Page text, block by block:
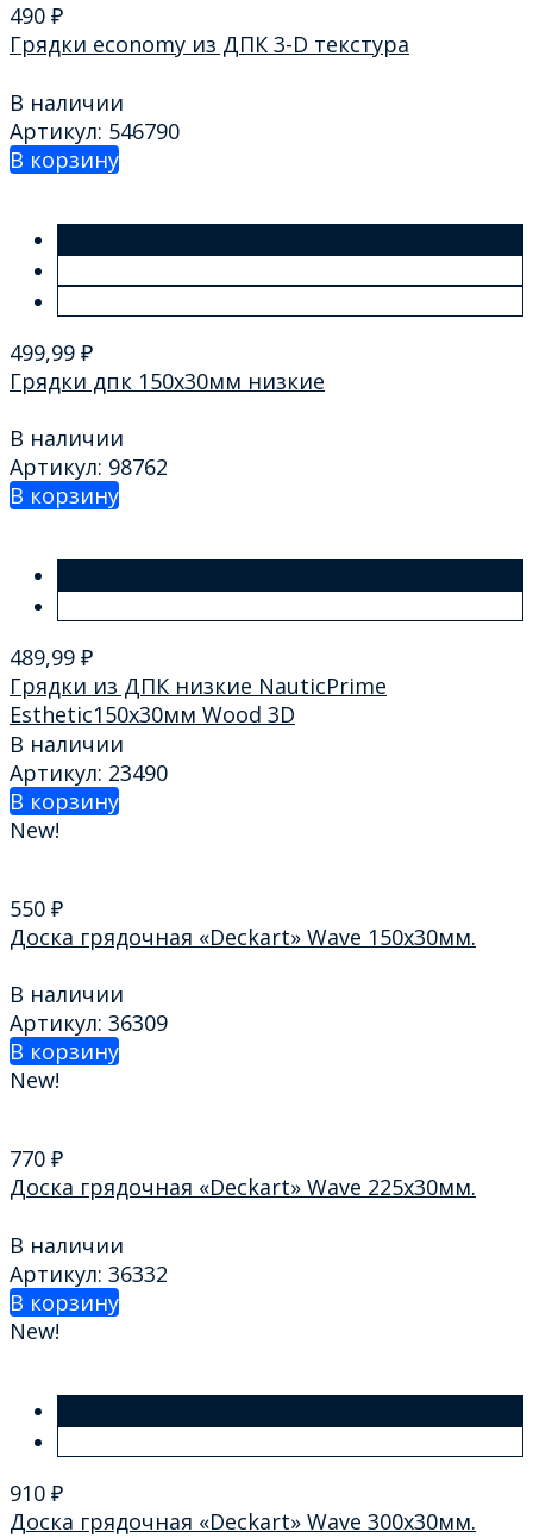
490 ₽
Грядки economy из ДПК 3-D текстура
В наличии
Артикул: 546790
В корзину
499,99 ₽
Грядки дпк 150х30мм низкие
В наличии
Артикул: 98762
В корзину
489,99 ₽
Грядки из ДПК низкие NauticPrime
Esthetic150х30мм Wood 3D
В наличии
Артикул: 23490
В корзину
New!
550 ₽
Доска грядочная «Deckart» Wave 150х30мм.
В наличии
Артикул: 36309
В корзину
New!
770 ₽
Доска грядочная «Deckart» Wave 225х30мм.
В наличии
Артикул: 36332
В корзину
New!
910 ₽
Доска грядочная «Deckart» Wave 300х30мм.